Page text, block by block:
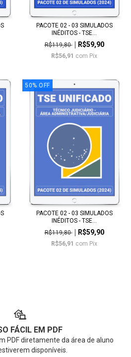
PACOTE 02 - 03 SIMULADOS
INÉDITOS - TSE...
R$119,80
R$59,90
R$56,91 com Pix
50% OFF
PACOTE 02 - 03 SIMULADOS
INÉDITOS - TSE...
R$119,80
R$59,90
R$56,91 com Pix
FÁCIL EM PDF
PDF diretamente da área de aluno
disponíveis.